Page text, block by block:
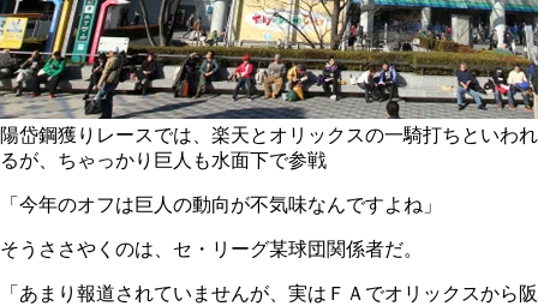
陽岱鋼獲りレースでは、楽天とオリックスの一騎打ちといわれ
るが、ちゃっかり巨人も水面下で参戦
「今年のオフは巨人の動向が不気味なんですよね」
そうささやくのは、セ・リーグ某球団関係者だ。
「あまり報道されていませんが、実はＦＡでオリックスから阪